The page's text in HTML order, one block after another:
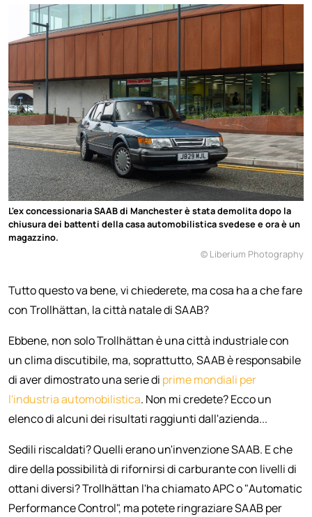
L'ex concessionaria SAAB di Manchester è stata demolita dopo la
chiusura dei battenti della casa automobilistica svedese e ora è un
magazzino.
© Liberium Photography
Tutto questo va bene, vi chiederete, ma cosa ha a che fare
con Trollhättan, la città natale di SAAB?
Ebbene, non solo Trollhättan è una città industriale con
un clima discutibile, ma, soprattutto, SAAB è responsabile
di aver dimostrato una serie di prime mondiali per
l'industria automobilistica. Non mi credete? Ecco un
elenco di alcuni dei risultati raggiunti dall'azienda...
Sedili riscaldati? Quelli erano un'invenzione SAAB. E che
dire della possibilità di rifornirsi di carburante con livelli di
ottani diversi? Trollhättan l'ha chiamato APC o "Automatic
Performance Control", ma potete ringraziare SAAB per